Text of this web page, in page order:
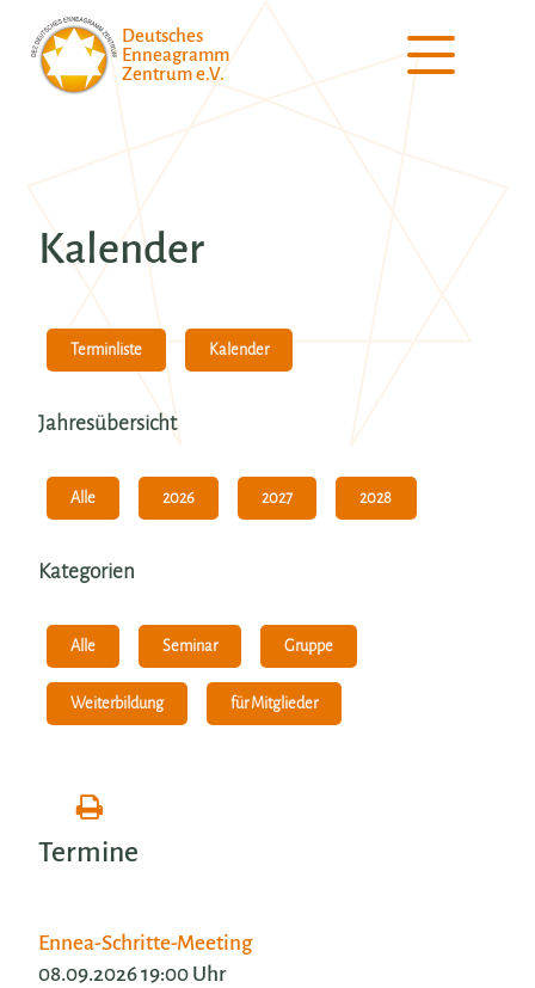
Deutsches
Enneagramm
Zentrum e.V.
Kalender
Terminliste Kalender
Jahresübersicht
Alle 2026 2027 2028
Kategorien
Alle Seminar Gruppe
Weiterbildung für Mitglieder
Termine
Ennea-Schritte-Meeting
08.09.2026 19:00 Uhr